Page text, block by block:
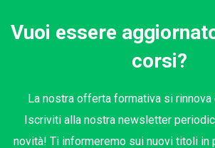
Vuoi essere
corsi?
La nostra offerta formativa si
Iscriviti alla nostra newsletter
novità! Ti informeremo sui nuovi titoli in